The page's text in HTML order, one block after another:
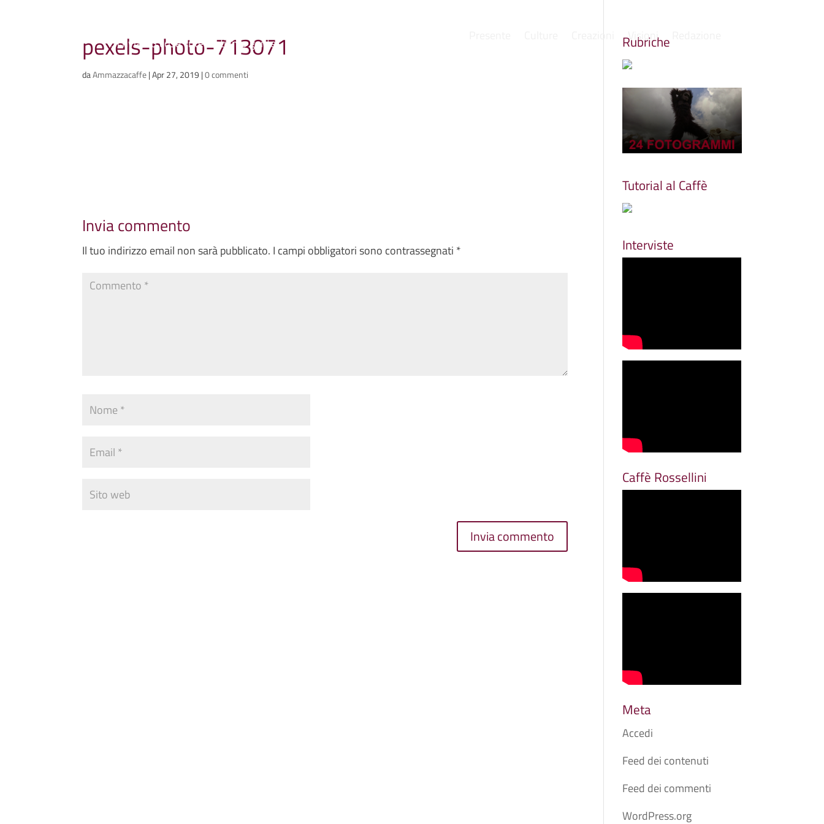
Scriviamo cose, intervistiamo gente Visioni
pexels-photo-713071
daAmmazzacaffe|Apr 27, 2019 |0 commenti
Invia commento
Il tuo indirizzo email non sarà pubblicato. I campi obbligatori sono contrassegnati *
Rubriche
Tutorial al Caffè
Interviste
Caffè Rossellini
Meta
Accedi
Feed dei contenuti
Feed dei commenti
WordPress.org